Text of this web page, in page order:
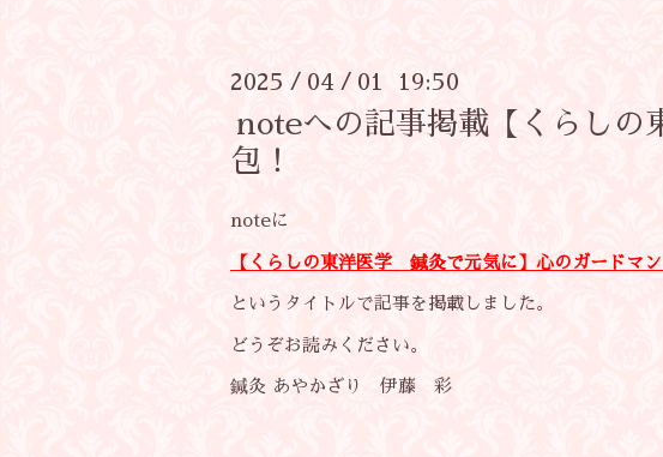
2025 / 04 / 01 19:50
noteへの記事掲載【くらし
包！
noteに
【くらしの東洋医学 鍼灸で元気に】 心のガードマ
というタイトルで記事を掲載しました。
どうぞお読みください。
鍼灸 あやかざり 伊藤 彩